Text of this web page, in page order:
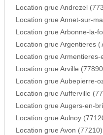
Location grue Andrezel
Location grue Annet-sur-
Location grue Arbonne-la-
Location grue Argentieres
Location grue
Location grue Arville
Location grue Aubepierre-
Location grue Aufferville
Location grue Augers-en-
Location grue Aulnoy
Location grue Avon (77210)